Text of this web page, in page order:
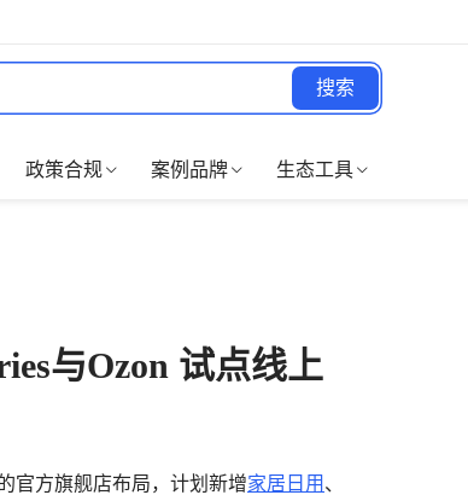
搜索
政策合规 案例品牌 生态工具
与Ozon 试点线上
官方旗舰店布局，计划新增家居日用 、